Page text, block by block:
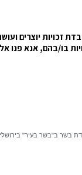
יוצרים
בו/בהם, אנא פנו
בשר ב"בשר בעיר"